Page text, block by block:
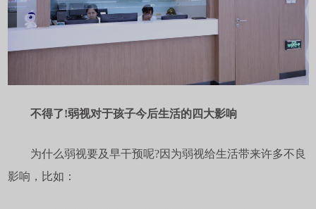
不得了!弱视对于孩子今后生活的四大影响
为什么弱视要及早干预呢?因为弱视给生活带来许多不良
影响，比如：